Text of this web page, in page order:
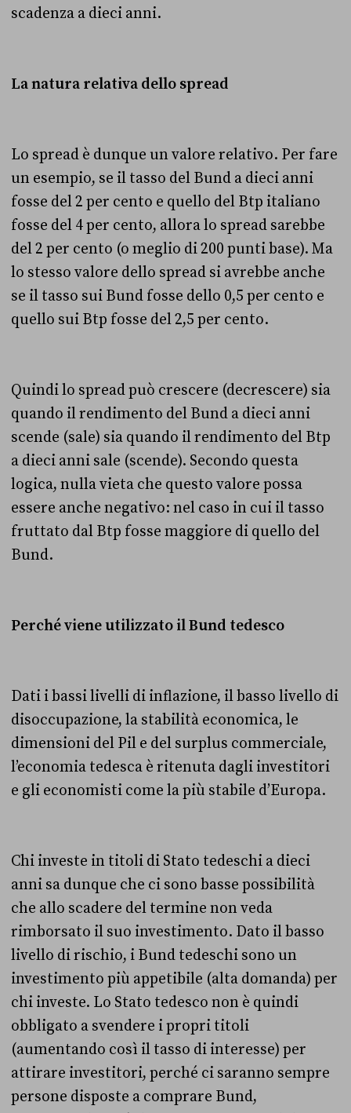
scadenza a dieci anni.
La natura relativa dello spread
Lo spread è dunque un valore relativo. Per fare
un esempio, se il tasso del Bund a dieci anni
fosse del 2 per cento e quello del Btp italiano
fosse del 4 per cento, allora lo spread sarebbe
del 2 per cento (o meglio di 200 punti base). Ma
lo stesso valore dello spread si avrebbe anche
se il tasso sui Bund fosse dello 0,5 per cento e
quello sui Btp fosse del 2,5 per cento.
Quindi lo spread può crescere (decrescere) sia
quando il rendimento del Bund a dieci anni
scende (sale) sia quando il rendimento del Btp
a dieci anni sale (scende). Secondo questa
logica, nulla vieta che questo valore possa
essere anche negativo: nel caso in cui il tasso
fruttato dal Btp fosse maggiore di quello del
Bund.
Perché viene utilizzato il Bund tedesco
Dati i bassi livelli di inflazione, il basso livello di
disoccupazione, la stabilità economica, le
dimensioni del Pil e del surplus commerciale,
l’economia tedesca è ritenuta dagli investitori
e gli economisti come la più stabile d’Europa.
Chi investe in titoli di Stato tedeschi a dieci
anni sa dunque che ci sono basse possibilità
che allo scadere del termine non veda
rimborsato il suo investimento. Dato il basso
livello di rischio, i Bund tedeschi sono un
investimento più appetibile (alta domanda) per
chi investe. Lo Stato tedesco non è quindi
obbligato a svendere i propri titoli
(aumentando così il tasso di interesse) per
attirare investitori, perché ci saranno sempre
persone disposte a comprare Bund,